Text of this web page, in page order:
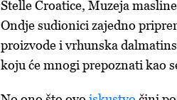
Stelle Croatice, Muzeja
Ondje sudionici zajedno
proizvode i vrhunska
koju će mnogi prepoznati kao